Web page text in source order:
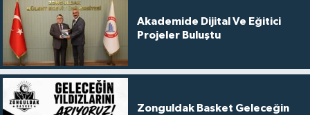
Akademide Dijital Ve Eğitici
Projeler Buluştu
Zonguldak Basket Geleceğin